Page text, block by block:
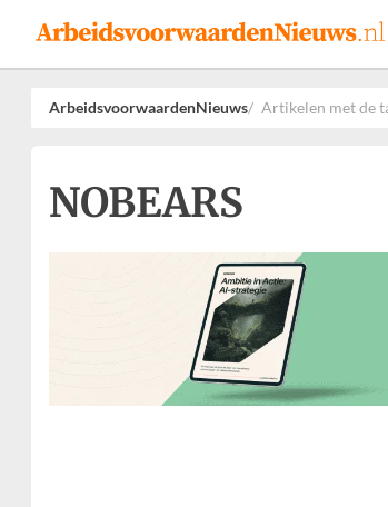
ArbeidsvoorwaardenNieuws Artikelen met de
NOBEARS